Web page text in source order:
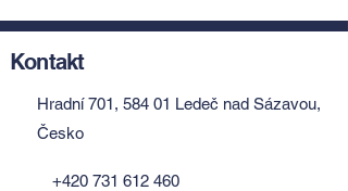
Kontakt
Hradní 701, 584 01 Ledeč nad Sázavou,
Česko
+420 731 612 460